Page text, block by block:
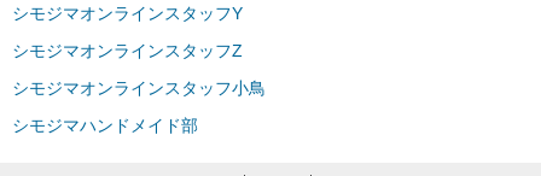
シモジマオンラインスタッフY
シモジマオンラインスタッフZ
シモジマオンラインスタッフ小鳥
シモジマハンドメイド部